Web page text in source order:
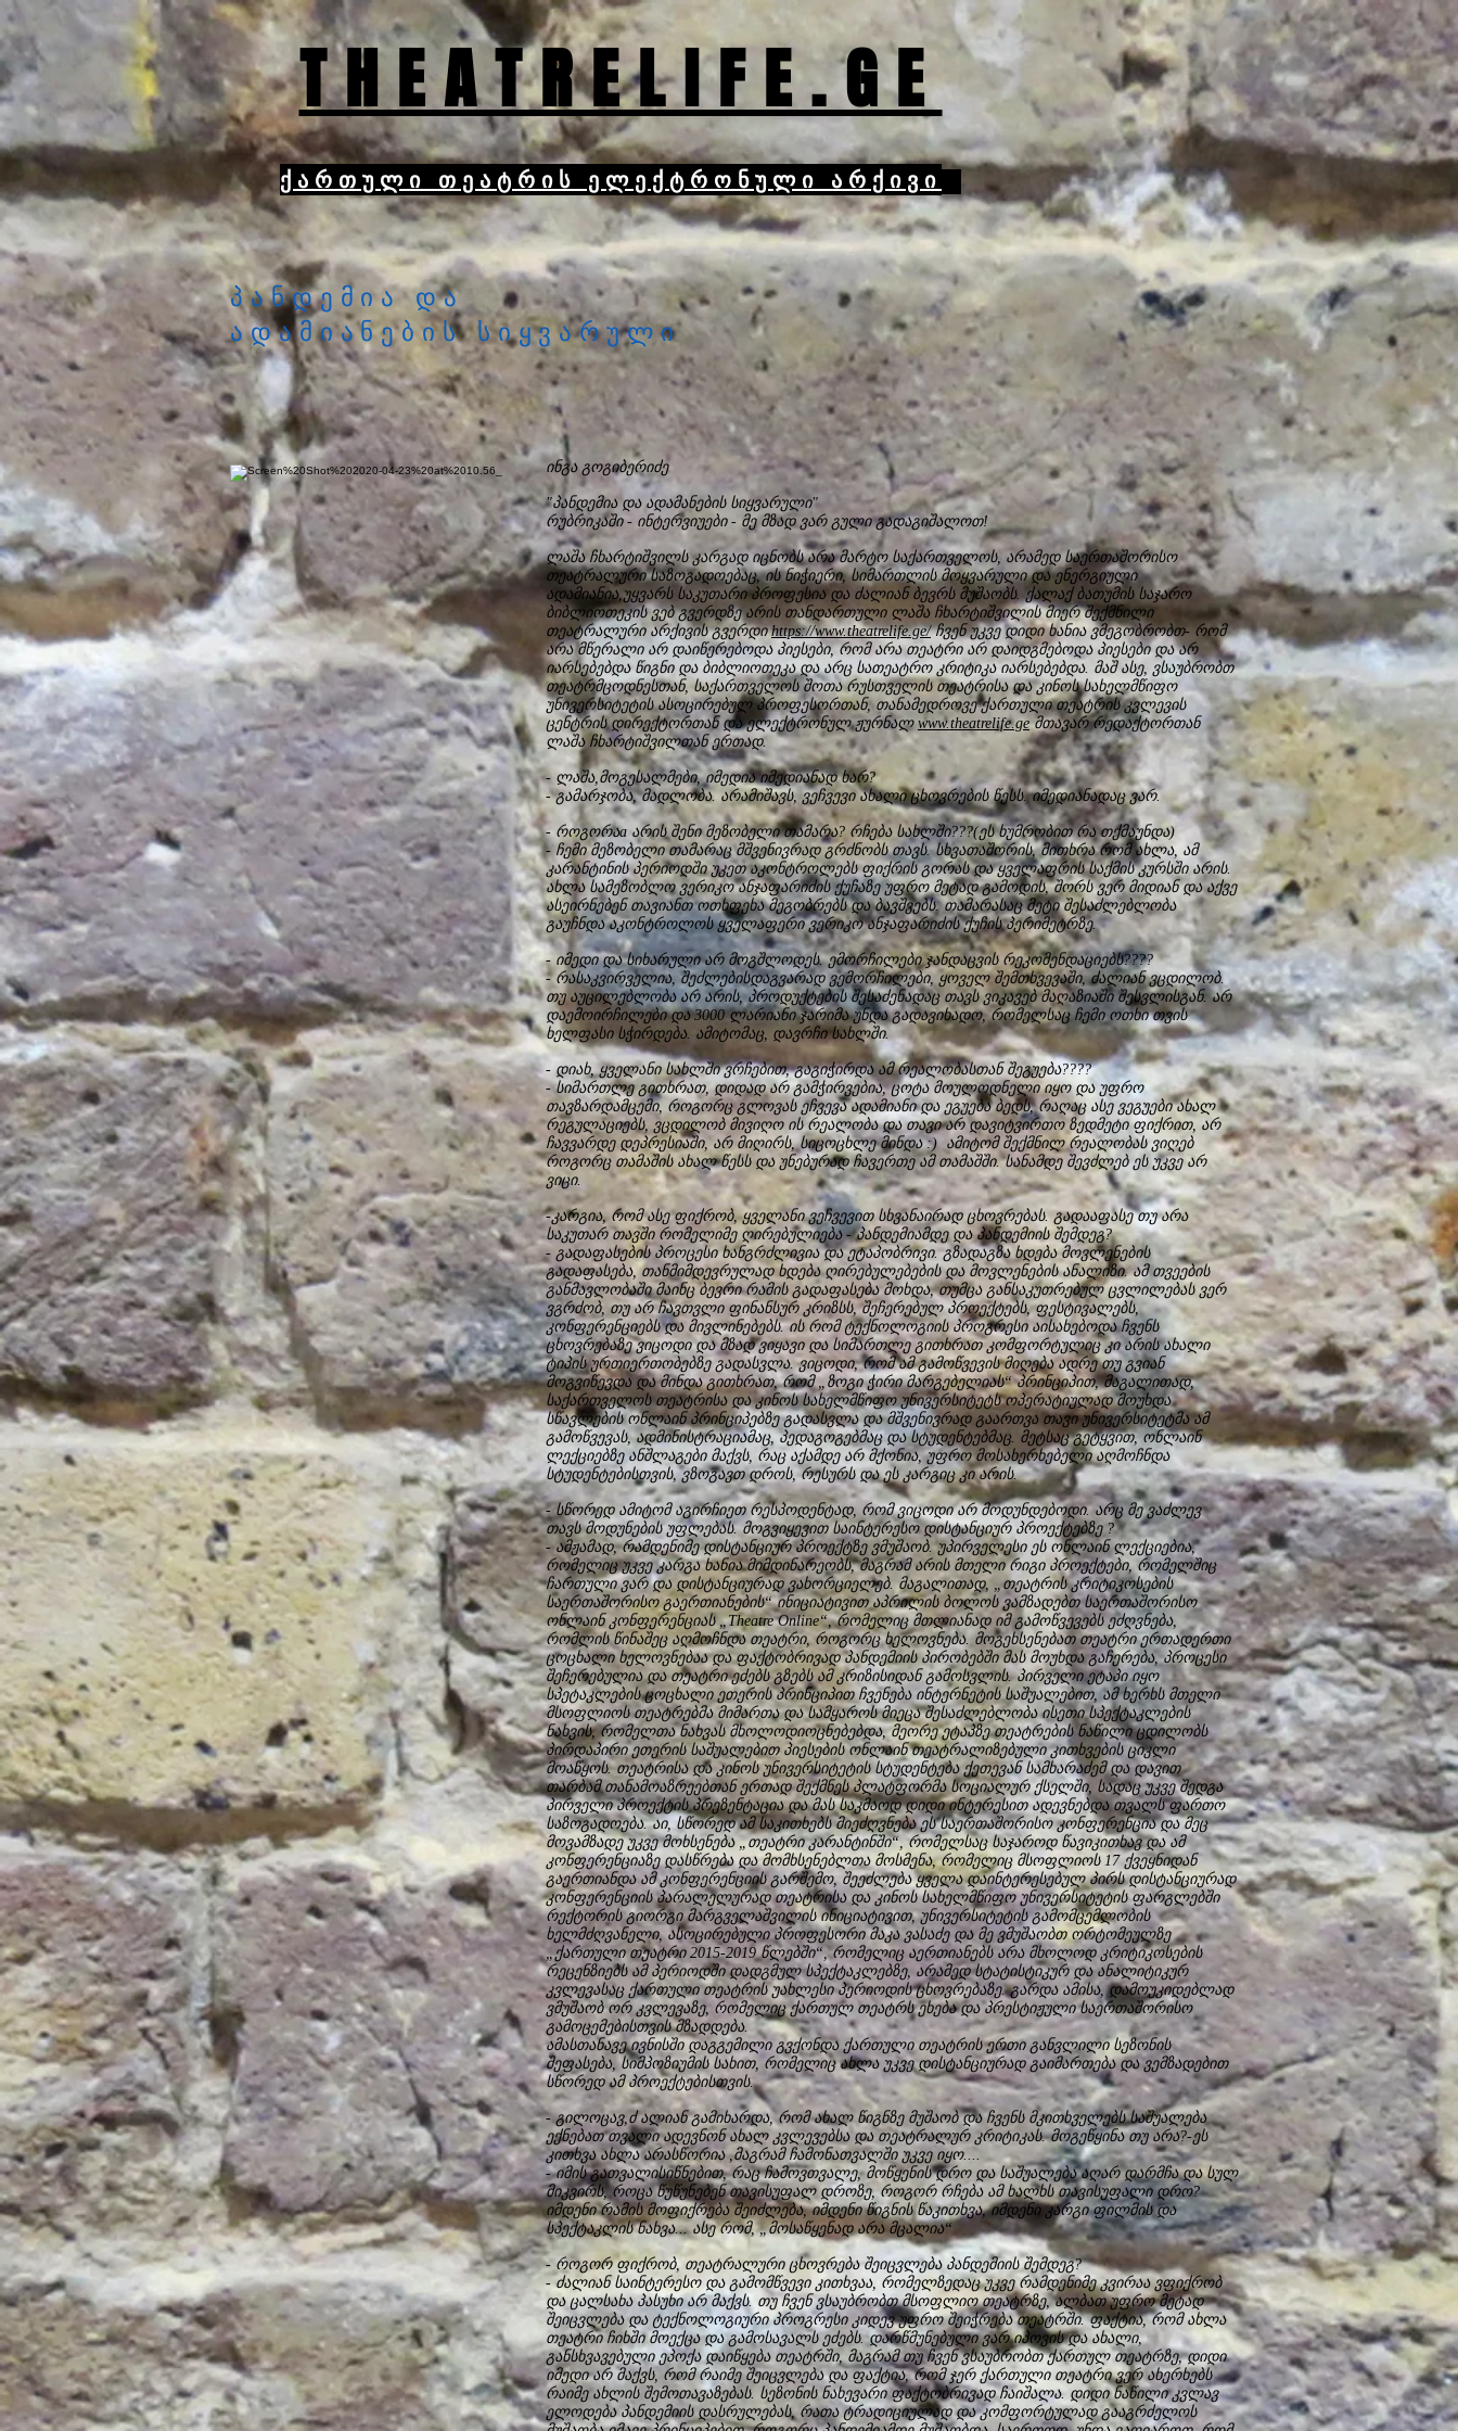
THEATRELIFE.GE
ქართული თეატრის ელექტრონული არქივი
პანდემია და
ადამიანების სიყვარული
ინგა გოგიბერიძე
"პანდემია და ადამანების სიყვარული"
რუბრიკაში - ინტერვიუები - მე მზად ვარ გული გადაგიშალოთ!
ლაშა ჩხარტიშვილს კარგად იცნობს არა მარტო საქართველოს, არამედ საერთაშორისო
თეატრალური საზოგადოებაც, ის ნიჭიერი, სიმართლის მოყვარული და ენერგიული
ადამიანია,უყვარს საკუთარი პროფესია და ძალიან ბევრს მუშაობს. ქალაქ ბათუმის საჯარო
ბიბლიოთეკის ვებ გვერდზე არის თანდართული ლაშა ჩხარტიშვილის მიერ შექმნილი
თეატრალური არქივის გვერდიhttps://www.theatrelife.ge/ჩვენ უკვე დიდი ხანია ვმეგობრობთ- რომ
არა მწერალი არ დაიწერებოდა პიესები, რომ არა თეატრი არ დაიდგმებოდა პიესები და არ
იარსებებდა წიგნი და ბიბლიოთეკა და არც სათეატრო კრიტიკა იარსებებდა. მაშ ასე, ვსაუბრობთ
თეატრმცოდნესთან, საქართველოს შოთა რუსთველის თეატრისა და კინოს სახელმწიფო
უნივერსიტეტის ასოცირებულ პროფესორთან, თანამედროვე ქართული თეატრის კვლევის
ცენტრის დირექტორთან და ელექტრონულ ჟურნალ www.theatrelife.geმთავარ რედაქტორთან
ლაშა ჩხარტიშვილთან ერთად.
- ლაშა,მოგესალმები, იმედია იმედიანად ხარ?
- გამარჯობა, მადლობა. არამიშავს, ვეჩვევი ახალი ცხოვრების წესს. იმედიანადაც ვარ.
- როგორაa არის შენი მეზობელი თამარა? რჩება სახლში???(ეს ხუმრობით რა თქმაუნდა)
- ჩემი მეზობელი თამარაც მშვენივრად გრძნობს თავს. სხვათაშორის, მითხრა რომ ახლა, ამ
კარანტინის პერიოდში უკეთ აკონტროლებს ფიქრის გორას და ყველაფრის საქმის კურსში არის.
ახლა სამეზობლო ვერიკო ანჯაფარიძის ქუჩაზე უფრო მეტად გამოდის, შორს ვერ მიდიან და აქვე
ასეირნებენ თავიანთ ოთხფეხა მეგობრებს და ბავშვებს. თამარასაც მეტი შესაძლებლობა
გაუჩნდა აკონტროლოს ყველაფერი ვერიკო ანჯაფარიძის ქუჩის პერიმეტრზე.
- იმედი და სიხარული არ მოგშლოდეს. ემორჩილები ჯანდაცვის რეკომენდაციებს????
- რასაკვირველია, შეძლებისდაგვარად ვემორჩილები, ყოველ შემთხვევაში, ძალიან ვცდილობ.
თუ აუცილებლობა არ არის, პროდუქტების შესაძენადაც თავს ვიკავებ მაღაზიაში შესვლისგან. არ
დაემოირჩილები და 3000 ლარიანი ჯარიმა უნდა გადავიხადო, რომელსაც ჩემი ოთხი თვის
ხელფასი სჭირდება. ამიტომაც, დავრჩი სახლში.
- დიახ, ყველანი სახლში ვრჩებით, გაგიჭირდა ამ რეალობასთან შეგუება????
- სიმართლე გითხრათ, დიდად არ გამჭირვებია, ცოტა მოულოდნელი იყო და უფრო
თავზარდამცემი, როგორც გლოვას ეჩვევა ადამიანი და ეგუება ბედს, რაღაც ასე ვეგუები ახალ
რეგულაციებს, ვცდილობ მივიღო ის რეალობა და თავი არ დავიტვირთო ზედმეტი ფიქრით, არ
ჩავვარდე დეპრესიაში, არ მიღირს, სიცოცხლე მინდა :) ამიტომ შექმნილ რეალობას ვიღებ
როგორც თამაშის ახალ წესს და უნებურად ჩავერთე ამ თამაშში. სანამდე შევძლებ ეს უკვე არ
ვიცი.
-კარგია, რომ ასე ფიქრობ, ყველანი ვეჩვევით სხვანაირად ცხოვრებას. გადააფასე თუ არა
საკუთარ თავში რომელიმე ღირებულიება - პანდემიამდე და პანდემიის შემდეგ?
- გადაფასების პროცესი ხანგრძლივია და ეტაპობრივი. გზადაგზა ხდება მოვლენების
გადაფასება, თანმიმდევრულად ხდება ღირებულებების და მოვლენების ანალიზი. ამ თვეების
განმავლობაში მაინც ბევრი რამის გადაფასება მოხდა, თუმცა განსაკუთრებულ ცვლილებას ვერ
ვგრძობ, თუ არ ჩავთვლი ფინანსურ კრიზსს, შეჩერებულ პროექტებს, ფესტივალებს,
კონფერენციებს და მივლინებებს. ის რომ ტექნოლოგიის პროგრესი აისახებოდა ჩვენს
ცხოვრებაზე ვიცოდი და მზად ვიყავი და სიმართლე გითხრათ კომფორტულიც კი არის ახალი
ტიპის ურთიერთობებზე გადასვლა. ვიცოდი, რომ ამ გამოწვევის მიღება ადრე თუ გვიან
მოგვიწევდა და მინდა გითხრათ, რომ „ზოგი ჭირი მარგებელიას“ პრინციპით, მაგალითად,
საქართველოს თეატრისა და კინოს სახელმწიფო უნივერსიტეტს ოპერატიულად მოუხდა
სწავლების ონლაინ პრინციპებზე გადასვლა და მშვენივრად გაართვა თავი უნივერსიტეტმა ამ
გამოწვევას, ადმინისტრაციამაც, პედაგოგებმაც და სტუდენტებმაც. მეტსაც გეტყვით, ონლაინ
ლექციებზე ანშლაგები მაქვს, რაც აქამდე არ მქონია, უფრო მოსახერხებელი აღმოჩნდა
სტუდენტებისთვის, ვზოგავთ დროს, რესურს და ეს კარგიც კი არის.
- სწორედ ამიტომ აგირჩიეთ რესპოდენტად, რომ ვიცოდი არ მოდუნდებოდი. არც მე ვაძლევ
თავს მოდუნების უფლებას. მოგვიყევით საინტერესო დისტანციურ პროექტებზე ?
- ამჟამად, რამდენიმე დისტანციურ პროექტზე ვმუშაობ. უპირველესი ეს ონლაინ ლექციებია,
რომელიც უკვე კარგა ხანია მიმდინარეობს, მაგრამ არის მთელი რიგი პროექტები, რომელშიც
ჩართული ვარ და დისტანციურად ვახორციელებ. მაგალითად, „თეატრის კრიტიკოსების
საერთაშორისო გაერთიანების“ ინიციატივით აპრილის ბოლოს ვამზადებთ საერთაშორისო
ონლაინ კონფერენციას „Theatre Online“, რომელიც მთლიანად იმ გამოწვევებს ეძღვნება,
რომლის წინაშეც აღმოჩნდა თეატრი, როგორც ხელოვნება. მოგეხსენებათ თეატრი ერთადერთი
ცოცხალი ხელოვნებაა და ფაქტობრივად პანდემიის პირობებში მას მოუხდა გაჩერება, პროცესი
შეჩერებულია და თეატრი ეძებს გზებს ამ კრიზისიდან გამოსვლის. პირველი ეტაპი იყო
სპეტაკლების ცოცხალი ეთერის პრინციპით ჩვენება ინტერნეტის საშუალებით, ამ ხერხს მთელი
მსოფლიოს თეატრებმა მიმართა და სამყაროს მიეცა შესაძლებლობა ისეთი სპექტაკლების
ნახვის, რომელთა ნახვას მხოლოდიოცნებებდა, მეორე ეტაპზე თეატრების ნაწილი ცდილობს
პირდაპირი ეთერის საშუალებით პიესების ონლაინ თეატრალიზებული კითხვების ციკლი
მოაწყოს. თეატრისა და კინოს უნივერსიტეტის სტუდენტება ქეთევან სამხარაძემ და დავით
თარბამ თანამოაზრეებთან ერთად შექმნეს პლატფორმა სოციალურ ქსელში, სადაც უკვე შედგა
პირველი პროექტის პრეზენტაცია და მას საკმაოდ დიდი ინტერესით ადევნებდა თვალს ფართო
საზოგადოება. აი, სწორედ ამ საკითხებს მიეძღვნება ეს საერთაშორისო კონფერენცია და მეც
მოვამზადე უკვე მოხსენება „თეატრი კარანტინში“, რომელსაც საჯაროდ წავიკითხავ და ამ
კონფერენციაზე დასწრება და მომხსენებლთა მოსმენა, რომელიც მსოფლიოს 17 ქვეყნიდან
გაერთიანდა ამ კონფერენციის გარშემო, შეეძლება ყველა დაინტერესებულ პირს დისტანციურად
კონფერენციის პარალელურად თეატრისა და კინოს სახელმწიფო უნივერსიტეტის ფარგლებში
რექტორის გიორგი მარგველაშვილის ინიციატივით, უნივერსიტეტის გამომცემლობის
ხელმძღვანელი, ასოცირებული პროფესორი მაკა ვასაძე და მე ვმუშაობთ ორტომეულზე
„ქართული თეატრი 2015-2019 წლებში“, რომელიც აერთიანებს არა მხოლოდ კრიტიკოსების
რეცენზიებს ამ პერიოდში დადგმულ სპექტაკლებზე, არამედ სტატისტიკურ და ანალიტიკურ
კვლევასაც ქართული თეატრის უახლესი პერიოდის ცხოვრებაზე. გარდა ამისა, დამოუკიდებლად
ვმუშაობ ორ კვლევაზე, რომელიც ქართულ თეატრს ეხება და პრესტიჟული საერთაშორისო
გამოცემებისთვის მზადდება.
ამასთანავე ივნისში დაგგემილი გვქონდა ქართული თეატრის ერთი განვლილი სეზონის
შეფასება, სიმპოზიუმის სახით, რომელიც ახლა უკვე დისტანციურად გაიმართება და ვემზადებით
სწორედ ამ პროექტებისთვის.
- გილოცავ,ძ ალიან გამიხარდა, რომ ახალ წიგნზე მუშაობ და ჩვენს მკითხველებს საშუალება
ექნებათ თვალი ადევნონ ახალ კვლევებსა და თეატრალურ კრიტიკას. მოგეწყინა თუ არა?-ეს
კითხვა ახლა არასწორია ,მაგრამ ჩამონათვალში უკვე იყო....
- იმის გათვალისიწნებით, რაც ჩამოვთვალე, მოწყენის დრო და საშუალება აღარ დარმჩა და სულ
მიკვირს, როცა წუწუნებენ თავისუფალ დროზე, როგორ რჩება ამ ხალხს თავისუფალი დრო?
იმდენი რამის მოფიქრება შეიძლება, იმდენი წიგნის წაკითხვა, იმდენი კარგი ფილმის და
სპექტაკლის ნახვა... ასე რომ, „მოსაწყენად არა მცალია“
- როგორ ფიქრობ, თეატრალური ცხოვრება შეიცვლება პანდემიის შემდეგ?
- ძალიან საინტერესო და გამომწვევი კითხვაა, რომელზედაც უკვე რამდენიმე კვირაა ვფიქრობ
და ცალსახა პასუხი არ მაქვს. თუ ჩვენ ვსაუბრობთ მსოფლიო თეატრზე, ალბათ უფრო მეტად
შეიცვლება და ტექნოლოგიური პროგრესი კიდევ უფრო შეიჭრება თეატრში. ფაქტია, რომ ახლა
თეატრი ჩიხში მოექცა და გამოსავალს ეძებს. დარწმუნებული ვარ იპოვის და ახალი,
განსხვავებული ეპოქა დაიწყება თეატრში, მაგრამ თუ ჩვენ ვსაუბრობთ ქართულ თეატრზე, დიდი
იმედი არ მაქვს, რომ რაიმე შეიცვლება და ფაქტია, რომ ჯერ ქართული თეატრი ვერ ახერხებს
რაიმე ახლის შემოთავაზებას. სეზონის ნახევარი ფაქტობრივად ჩაიშალა. დიდი ნაწილი კვლავ
ელოდება პანდემიის დასრულებას, რათა ტრადიციულად და კომფორტულად გააგრძელოს